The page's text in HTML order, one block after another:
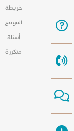
خريطة
الموقع
أسئلة
متكررة